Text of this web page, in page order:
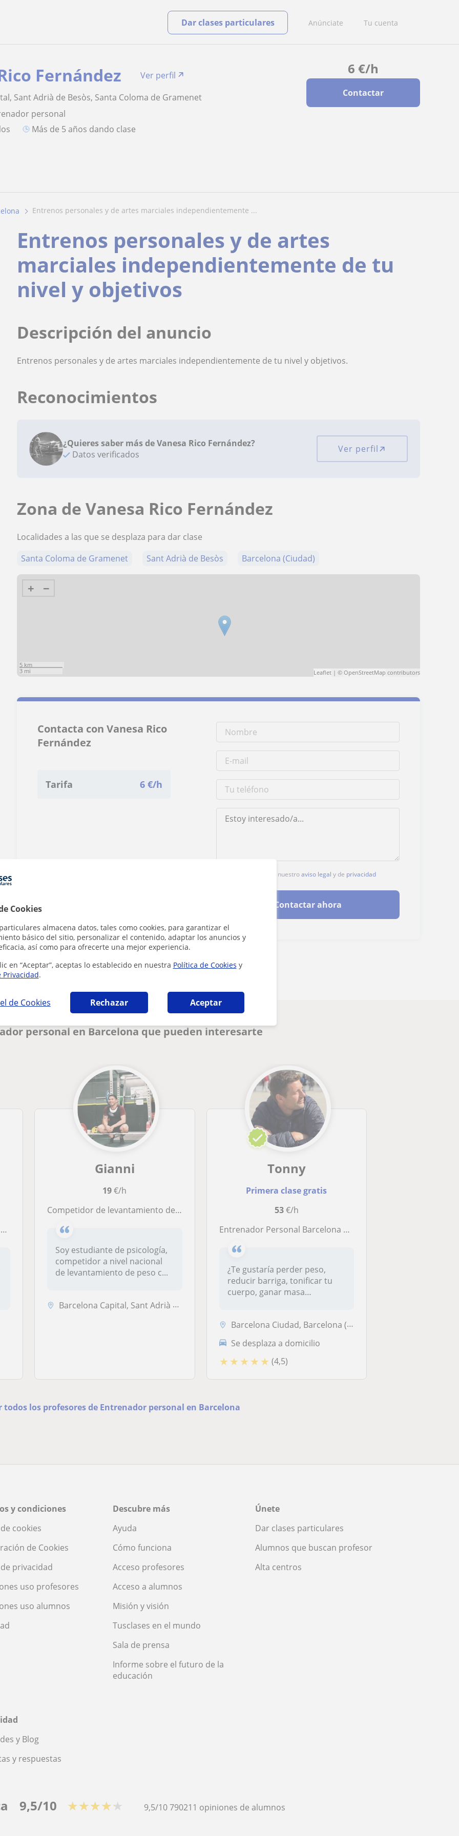
Cookies
almacena datos, tales como cookies, para garantizar el
básico del sitio, personalizar el contenido, adaptar los anuncios y
así como para ofrecerte una mejor experiencia.
en “Aceptar”, aceptas lo establecido en nuestra Política de Cookies y
Privacidad.
de Cookies Rechazar Aceptar
Anúnciate Tu cuenta
Dar clases particulares
6 €/h
Contactar
Fernández
Ver perfil
Sant Adrià de Besòs, Santa Coloma de Gramenet
personal
más de 5 años dando clase
entrenos personales y de artes marciales independientemente ...
Entrenos personales y de artes
marciales independientemente de tu
nivel y objetivos
Descripción del anuncio
Entrenos personales y de artes marciales independientemente de tu nivel y objetivos.
Reconocimientos
¿Quieres saber más de Vanesa Rico Fernández?
Datos verificados
Ver perfil
Zona de Vanesa Rico Fernández
Localidades a las que se desplaza para dar clase
Santa Coloma de Gramenet
Sant Adrià de Besòs Barcelona (Ciudad)
+ −
5 km
3 mi
Leaflet| © OpenStreetMap contributors
Contacta con Vanesa Rico
Fernández
Tarifa 6 €/h
Al hacer clic, aceptas nuestroaviso legal y de privacidad
Contactar ahora
personal en Barcelona que pueden interesarte
Gianni
19€/h
Competidor de levantamiento de peso que quiere ayudar a otras personas a iniciarse en el mundo del deporte
Soy estudiante de psicología,
competidor a nivel nacional
de levantamiento de peso c...
Barcelona Capital, Sant Adrià de Besòs, Santa Coloma de Gramenet
Tonny
Primera clase gratis
53€/h
Entrenador Personal Barcelona | Perder peso,Tonificar y salud (Presencial y Online) con un Licenciado en CAFYD
¿Te gustaría perder peso,
reducir barriga, tonificar tu
cuerpo, ganar masa
Barcelona Ciudad, Barcelona (Ciudad), Esplugues de Llobregat, Hospital...
Se desplaza a domicilio
★ ★ ★ ★ ★ (4,5)
todos los profesores de Entrenador personal en Barcelona
y condiciones
cookies
de Cookies
privacidad
uso profesores
uso alumnos
Descubre más
Ayuda
Cómo funciona
Acceso profesores
Acceso a alumnos
Misión y visión
Tusclases en el mundo
Sala de prensa
Informe sobre el futuro de la
educación
Únete
Dar clases particulares
Alumnos que buscan profesor
Alta centros
y Blog
y respuestas
9,5/10 ★★★★★ 9,5/10790211 opiniones de alumnos